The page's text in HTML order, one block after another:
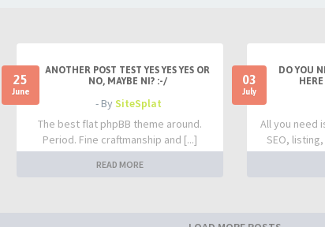
25
June
ANOTHER POST TEST YES YES YES OR
NO, MAYBE NI? :-/
- BySiteSplat
The best flat phpBB theme around.
Period. Fine craftmanship and [...]
READ MORE
03
July
DO YOU
All you need
SEO,